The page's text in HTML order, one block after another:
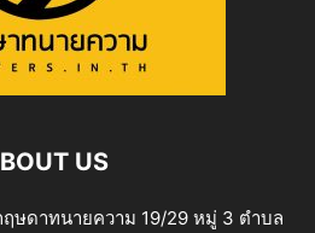
US
ษดาทนายความ 19/29 หมู่ 3 ตำบล